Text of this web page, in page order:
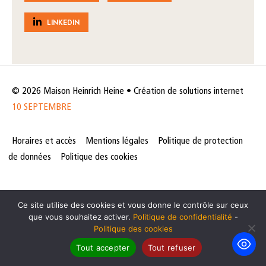
LINKEDIN
© 2026 Maison Heinrich Heine • Création de solutions internet
10 SEPTEMBRE
Horaires et accès Mentions légales
Politique de protection
de données
Politique des cookies
Ce site utilise des cookies et vous donne le contrôle sur ceux
que vous souhaitez activer. Politique de confidentialité -
Politique des cookies
Tout accepter
Tout refuser